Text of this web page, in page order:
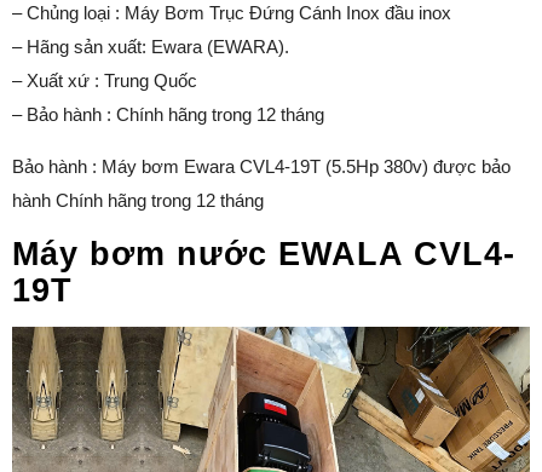
– Chủng loại : Máy Bơm Trục Đứng Cánh Inox đầu inox
– Hãng sản xuất: Ewara (EWARA).
– Xuất xứ : Trung Quốc
– Bảo hành : Chính hãng trong 12 tháng
Bảo hành : Máy bơm Ewara CVL4-19T (5.5Hp 380v) được bảo
hành Chính hãng trong 12 tháng
Máy bơm nước EWALA CVL4-
19T